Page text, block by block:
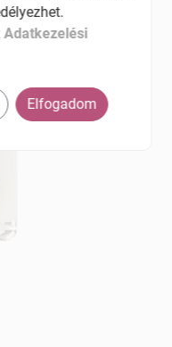
Adatkezelési
Elfogadom